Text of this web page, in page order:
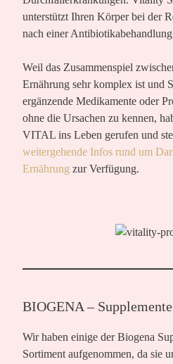
unterstützt Ihren Körper bei der
nach einer
Weil das Zusammenspiel
Ernährung sehr komplex ist und
ergänzende Medikamente oder
ohne die Ursachen zu kennen,
VITAL ins Leben gerufen und
weitergehende Infos rund um
Ernährung zur Verfügung.
BIOGENA –
Wir haben einige der Biogena
Sortiment aufgenommen, da sie